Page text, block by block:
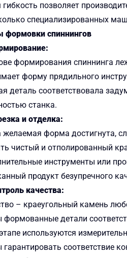
гибкость позволяет
специализированных
формовки спиннингов
формирования спиннинга
форму прядильного
деталь соответствовала
станка.
и отделка:
желаемая форма достигнута,
чистый и отполированный
инструменты или
продукт безупречного
качества:
– краеугольный камень
формованные детали
используются
гарантировать соответствие